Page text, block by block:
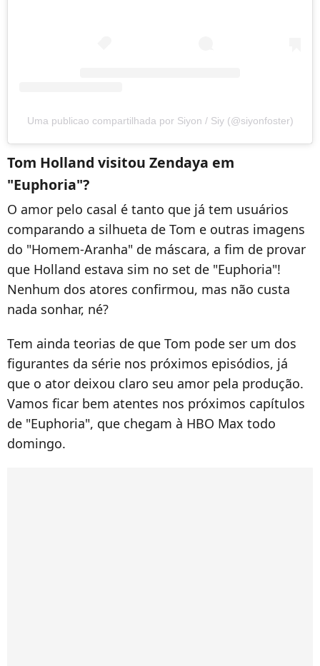
Uma publicao compartilhada por Siyon / Siy (@siyonfoster)
Tom Holland visitou Zendaya em
"Euphoria"?
O amor pelo casal é tanto que já tem usuários
comparando a silhueta de Tom e outras imagens
do "Homem-Aranha" de máscara, a fim de provar
que Holland estava sim no set de "Euphoria"!
Nenhum dos atores confirmou, mas não custa
nada sonhar, né?
Tem ainda teorias de que Tom pode ser um dos
figurantes da série nos próximos episódios, já
que o ator deixou claro seu amor pela produção.
Vamos ficar bem atentes nos próximos capítulos
de "Euphoria", que chegam à HBO Max todo
domingo.